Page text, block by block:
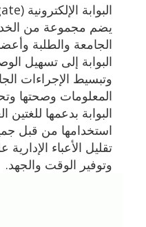
يضم مجموعة من
الجامعة والطلبة
البوابة إلى تسهيل
وتبسيط الإجراءات
المعلومات وصحتها
البوابة بدعمها للغتين
استخدامها من قبل
تقليل الأعباء
وتوفير الوقت والجهد.